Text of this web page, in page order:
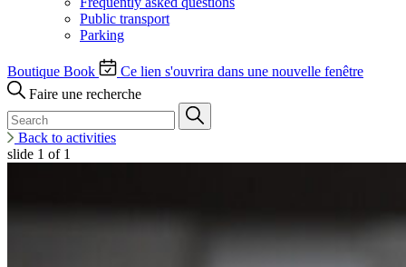
Public transport
Parking
Boutique Book
Ce lien s'ouvrira dans une nouvelle fenêtre
Faire une recherche
Back to activities
slide 1 of 1